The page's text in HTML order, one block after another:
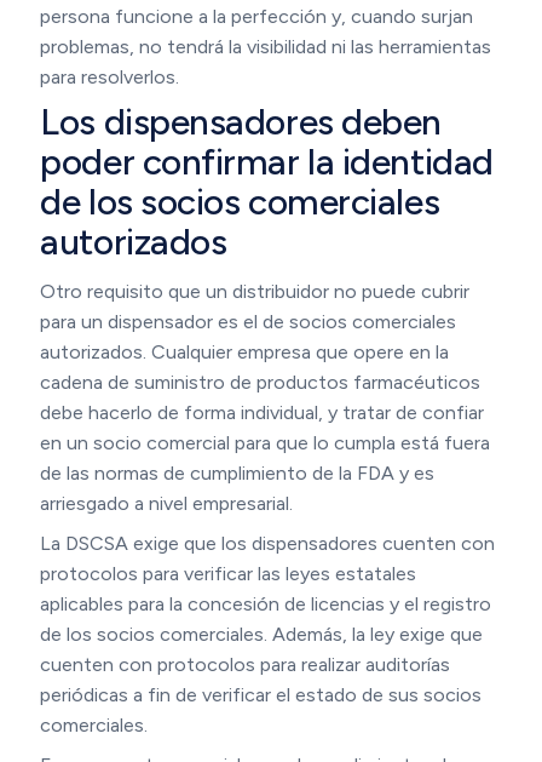
persona funcione a la perfección y, cuando surjan
problemas, no tendrá la visibilidad ni las herramientas
para resolverlos.
Los dispensadores deben
poder confirmar la identidad
de los socios comerciales
autorizados
Otro requisito que un distribuidor no puede cubrir
para un dispensador es el de socios comerciales
autorizados. Cualquier empresa que opere en la
cadena de suministro de productos farmacéuticos
debe hacerlo de forma individual, y tratar de confiar
en un socio comercial para que lo cumpla está fuera
de las normas de cumplimiento de la FDA y es
arriesgado a nivel empresarial.
La DSCSA exige que los dispensadores cuenten con
protocolos para verificar las leyes estatales
aplicables para la concesión de licencias y el registro
de los socios comerciales. Además, la ley exige que
cuenten con protocolos para realizar auditorías
periódicas a fin de verificar el estado de sus socios
comerciales.